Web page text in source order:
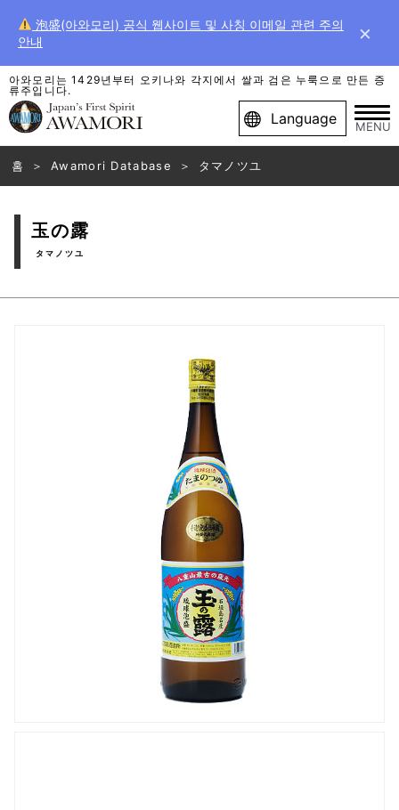
泡盛(아와모리) 공식 웹사이트 및 사칭 이메일 관련 주의
안내
×
아와모리는 1429년부터 오키나와 각지에서 쌀과 검은 누룩으로 만든 증
류주입니다.
Language MENU
홈 Awamori Database タマノツユ
玉の露
タマノツユ